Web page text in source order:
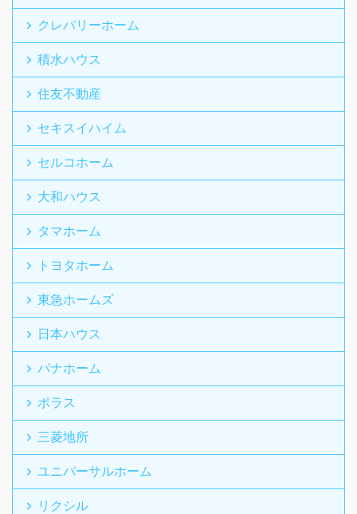
クレバリーホーム
積水ハウス
住友不動産
セキスイハイム
セルコホーム
大和ハウス
タマホーム
トヨタホーム
東急ホームズ
日本ハウス
パナホーム
ポラス
三菱地所
ユニバーサルホーム
リクシル